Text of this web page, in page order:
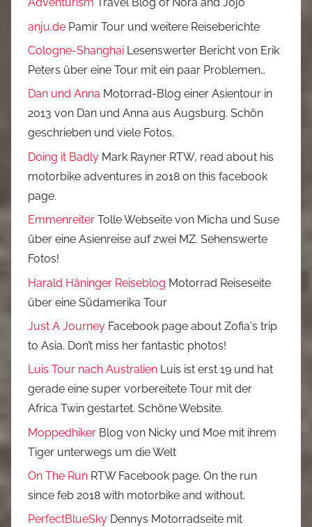
Adventurism Travel Blog of Nora and Jojo
anju.de Pamir Tour und weitere Reiseberichte
Cologne-Shanghai Lesenswerter Bericht von Erik
Peters über eine Tour mit ein paar Problemen…
Dan und Anna Motorrad-Blog einer Asientour in
2013 von Dan und Anna aus Augsburg. Schön
geschrieben und viele Fotos.
Doing it Badly Mark Rayner RTW, read about his
motorbike adventures in 2018 on this facebook
page.
Emmenreiter Tolle Webseite von Micha und Suse
über eine Asienreise auf zwei MZ. Sehenswerte
Fotos!
Harald Häninger Reiseblog Motorrad Reiseseite
über eine Südamerika Tour
Just A Journey Facebook page about Zofia's trip
to Asia. Don’t miss her fantastic photos!
Luis Tour nach Australien Luis ist erst 19 und hat
gerade eine super vorbereitete Tour mit der
Africa Twin gestartet. Schöne Website.
Moppedhiker Blog von Nicky und Moe mit ihrem
Tiger unterwegs um die Welt
On The Run RTW Facebook page. On the run
since feb 2018 with motorbike and without.
PerfectBlueSky Dennys Motorradseite mit